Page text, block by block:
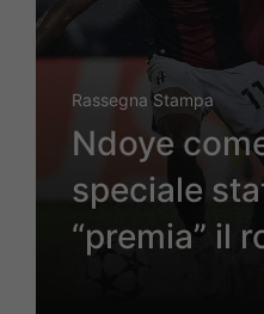
Rassegna Stampa
Ndoye
speciale
“premia” il